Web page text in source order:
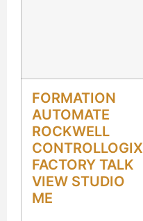
FORMATION
AUTOMATE
ROCKWELL
CONTROLLOGIX
FACTORY TALK
VIEW STUDIO
ME